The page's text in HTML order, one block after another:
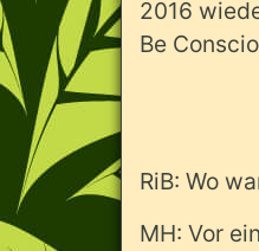
2016
Be
RiB: Wo
MH: Vor